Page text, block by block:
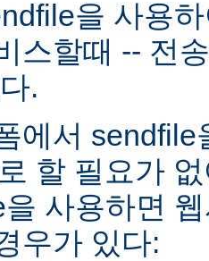
을 사용
스할때 -- 전
.
에서
할 필요가
사용하면
우가 있다: